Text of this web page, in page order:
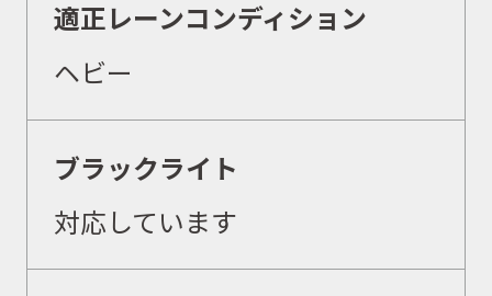
取扱店舗
適正レーンコンディション
ヘビー
ブラックライト
対応しています